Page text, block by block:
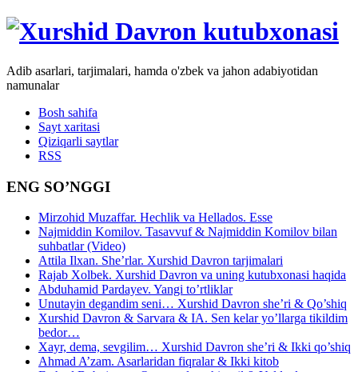
Adib asarlari, tarjimalari, hamda o'zbek va jahon adabiyotidan
namunalar
Bosh sahifa
Sayt xaritasi
Qiziqarli saytlar
RSS
ENG SO’NGGI
Mirzohid Muzaffar. Hechlik va Hellados. Esse
Najmiddin Komilov. Tasavvuf & Najmiddin Komilov bilan
suhbatlar (Video)
Attila Ilxan. She’rlar. Xurshid Davron tarjimalari
Rajab Xolbek. Xurshid Davron va uning kutubxonasi haqida
Abduhamid Pardayev. Yangi to’rtliklar
Unutayin degandim seni… Xurshid Davron she’ri & Qo’shiq
Xurshid Davron & Sarvara & IA. Sen kelar yo’llarga tikildim
bedor…
Xayr, dema, sevgilim… Xurshid Davron she’ri & Ikki qo’shiq
Ahmad A’zam. Asarlaridan fiqralar & Ikki kitob